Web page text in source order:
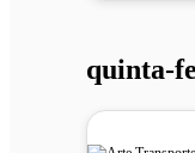
quinta-